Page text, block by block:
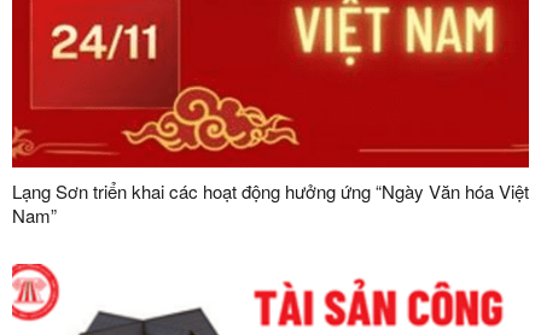
Lạng Sơn triển khai các hoạt động hưởng ứng “Ngày Văn hóa Việt
Nam”